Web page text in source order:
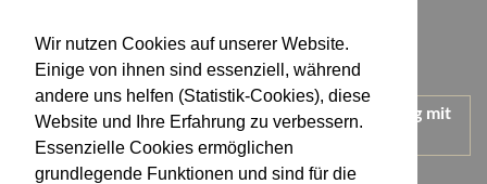
Wir nutzen Cookies auf unserer Website.
Einige von ihnen sind essenziell, während
andere uns helfen (Statistik-Cookies), diese
Website und Ihre Erfahrung zu verbessern.
Essenzielle Cookies ermöglichen
grundlegende Funktionen und sind für die
Impressum
Wir treten für einen verantwortungsvollen Umgang mit
Alkohol ein.
KONTAKT